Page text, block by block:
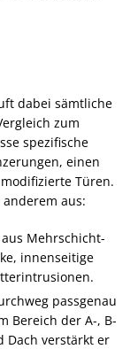
dabei sämtliche
zum
spezifische
einen
Türen.
aus:
Mehrschicht-
innenseitige
passgenau
Bereich der A-, B-
Dach verstärkt er